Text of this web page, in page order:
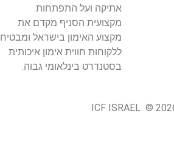
אתיקה ועל התפתחות
מקצועית הסניף מקדם את
מקצוע האימון בישראל ומבטיח
ללקוחות חווית אימון איכותית
בסטנדרט בינלאומי גבוה.